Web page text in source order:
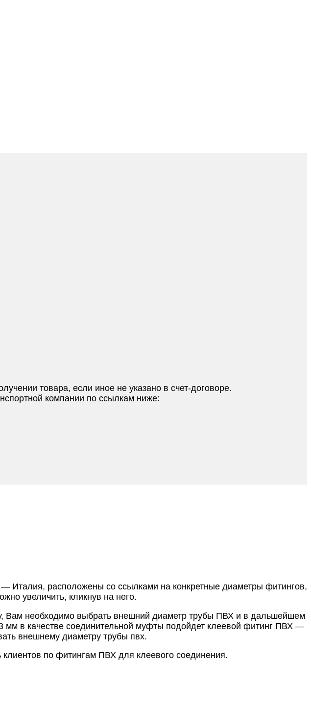
товара, если иное не указано в счет-договоре.
компании по ссылкам ниже:
Италия, расположены со ссылками на конкретные диаметры фитингов,
увеличить, кликнув на него.
Вам необходимо выбрать внешний диаметр трубы ПВХ и в дальшейшем
в качестве соединительной муфты подойдет клеевой фитинг ПВХ —
внешнему диаметру трубы пвх.
клиентов по фитингам ПВХ для клеевого соединения.